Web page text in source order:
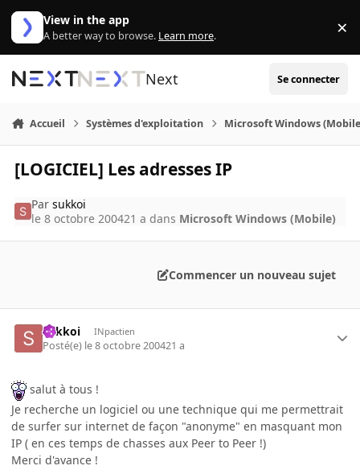
Aller au contenu
View in the app
A better way to browse. Learn more. ×
Next Se connecter
Accueil Systèmes d'exploitation Microsoft Windows
[LOGICIEL] Les adresses IP
Parsukkoi
le 8 octobre 200421 a dans Microsoft Windows (Mobile)
Commencer un nouveau sujet
sukkoi INpactien
Posté(e) le 8 octobre 200421 a
salut à tous !
Je recherche un logiciel ou une technique qui me permettrait
de surfer sur internet de façon "anonyme" en masquant mon
IP ( en ces temps de chasses aux Peer to Peer !)
Merci d'avance !